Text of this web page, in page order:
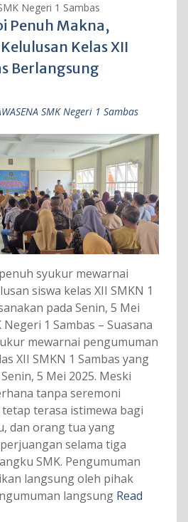
Negeri 1 Sambas
Penuh Makna,
Kelas XII
Berlangsung
SMK Negeri 1 Sambas
syukur mewarnai
siswa kelas XII SMKN 1
pada Senin, 5 Mei
Negeri 1 Sambas – Suasana
mewarnai pengumuman
XII SMKN 1 Sambas yang
5 Mei 2025. Meski
tanpa seremoni
terasa istimewa bagi
dan orang tua yang
selama tiga
SMK. Pengumuman
langsung oleh pihak
langsung Read